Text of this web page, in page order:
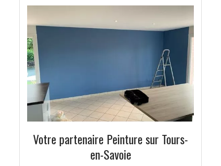
Votre partenaire Peinture sur Tours-
en-Savoie